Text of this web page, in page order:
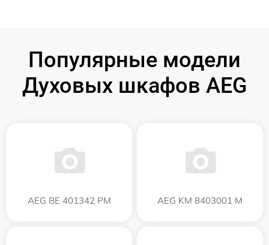
Популярные модели
Духовых шкафов AEG
AEG BE 401342 PM AEG KM 8403001 M